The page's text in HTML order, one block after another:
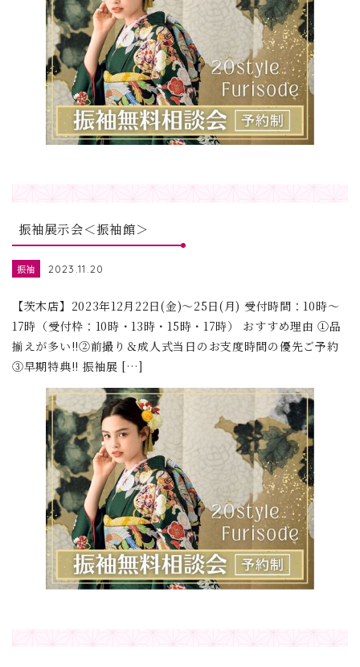
振袖展示会＜振袖館＞
振袖 2023.11.20
【茨木店】2023年12月22日(金)～25日(月) 受付時間：10時～
17時（受付枠：10時・13時・15時・17時） おすすめ理由 ①品
揃えが多い!!②前撮り＆成人式当日のお支度時間の優先ご予約
③早期特典!! 振袖展 […]